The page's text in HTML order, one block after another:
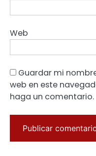
Web
Guardar mi
web en este
haga un comentario.